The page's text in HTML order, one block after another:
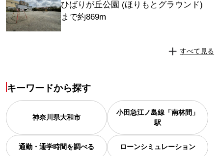
ひばりが丘公園 (ほりもとグラウンド)
まで約869m
すべて見る
キーワードから探す
神奈川県大和市
小田急江ノ島線「南林間」
駅
通勤・通学時間を調べる ローンシミュレーション